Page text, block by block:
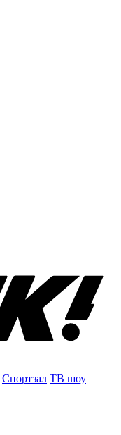
Спортзал ТВ шоу